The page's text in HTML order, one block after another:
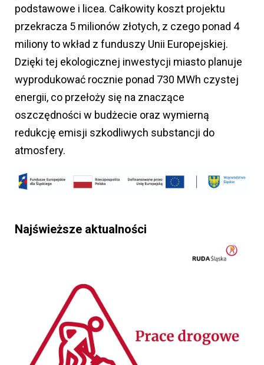
podstawowe i licea. Całkowity koszt projektu
przekracza 5 milionów złotych, z czego ponad 4
miliony to wkład z funduszy Unii Europejskiej.
Dzięki tej ekologicznej inwestycji miasto planuje
wyprodukować rocznie ponad 730 MWh czystej
energii, co przełoży się na znaczące
oszczędności w budżecie oraz wymierną
redukcję emisji szkodliwych substancji do
atmosfery.
Najświeższe aktualności